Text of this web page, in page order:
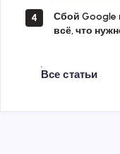
4
Сбой Google
всё, что
Все статьи